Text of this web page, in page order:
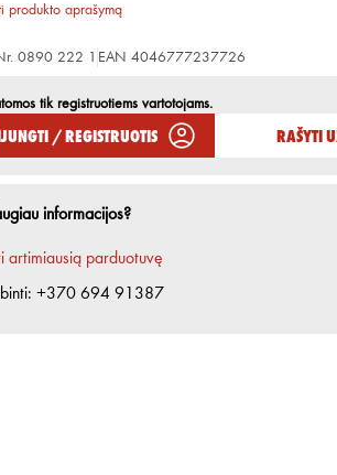
produkto aprašymą
0890 222 1 EAN 4046777237726
tik registruotiems vartotojams.
/ Registruotis Rašyti
informacijos?
artimiausią parduotuvę
+370 694 91387